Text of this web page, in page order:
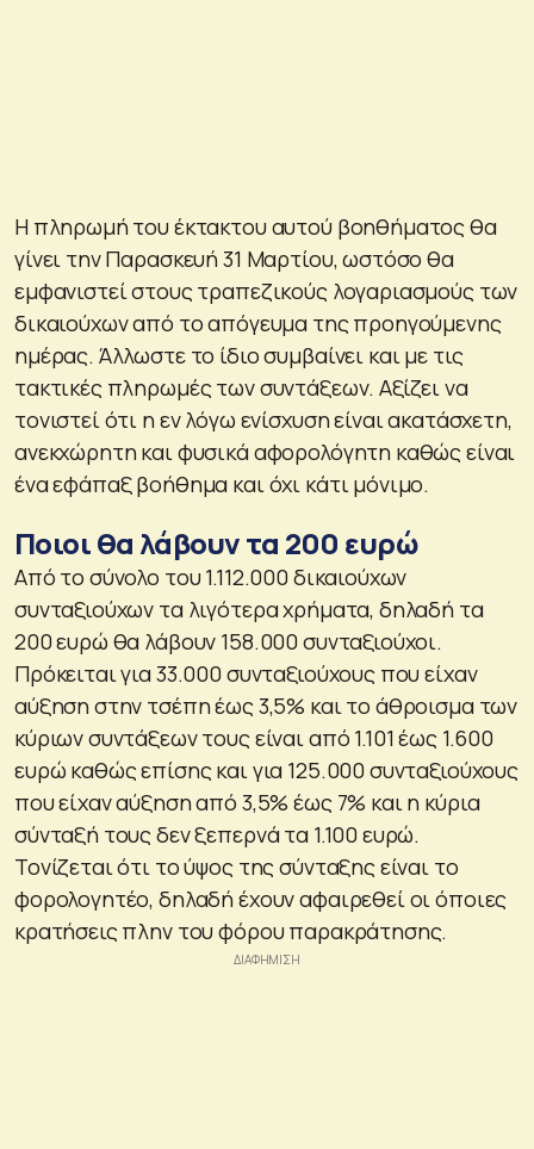
Η πληρωμή του έκτακτου αυτού βοηθήματος θα
γίνει την Παρασκευή 31 Μαρτίου, ωστόσο θα
εμφανιστεί στους τραπεζικούς λογαριασμούς των
δικαιούχων από το απόγευμα της προηγούμενης
ημέρας. Άλλωστε το ίδιο συμβαίνει και με τις
τακτικές πληρωμές των συντάξεων. Αξίζει να
τονιστεί ότι η εν λόγω ενίσχυση είναι ακατάσχετη,
ανεκχώρητη και φυσικά αφορολόγητη καθώς είναι
ένα εφάπαξ βοήθημα και όχι κάτι μόνιμο.
Ποιοι θα λάβουν τα 200 ευρώ
Από το σύνολο του 1.112.000 δικαιούχων
συνταξιούχων τα λιγότερα χρήματα, δηλαδή τα
200 ευρώ θα λάβουν 158.000 συνταξιούχοι.
Πρόκειται για 33.000 συνταξιούχους που είχαν
αύξηση στην τσέπη έως 3,5% και το άθροισμα των
κύριων συντάξεων τους είναι από 1.101 έως 1.600
ευρώ καθώς επίσης και για 125.000 συνταξιούχους
που είχαν αύξηση από 3,5% έως 7% και η κύρια
σύνταξή τους δεν ξεπερνά τα 1.100 ευρώ.
Τονίζεται ότι το ύψος της σύνταξης είναι το
φορολογητέο, δηλαδή έχουν αφαιρεθεί οι όποιες
κρατήσεις πλην του φόρου παρακράτησης.